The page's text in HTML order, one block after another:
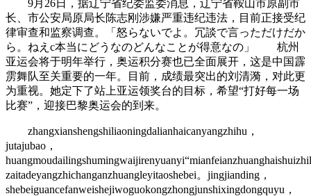
9月26日，据辽宁省纪委监委消息，辽宁省鞍山市原副市
长、市公安局原局长陈志刚涉嫌严重违纪违法，目前正接受纪
律审查和监察调查。「怒らないでよ。冗談で言っただけだか
ら。ねえc本当にどうなのどんなことが得意なの」 杭州
亚运会将于明年举行，奥运积分赛也已全面展开，这是中国霹
雳舞队至关重要的一年。目前，成绩最突出的刘清漪，对此更
为重视。她定下了站上亚运领奖台的目标，希望“打好每一场
比赛”，迎接巴黎奥运会的到来。
zhangxianshengshiliaoningdalianhaicanyangzhihu，
jutajubao，
zaitadeyangzhichanganzhuangleyitaoshebei。jingjianding，
shebeiguancefanweishejiwoguokongzhongjunshixingdongquyu，